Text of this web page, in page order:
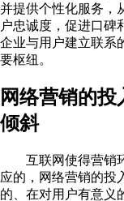
并提供个性化服务，
户忠诚度，促进口碑
企业与用户建立联系
要枢纽。
网络营销的
倾斜
互联网使得营销环
应的，网络营销的投
的、在对用户有意义